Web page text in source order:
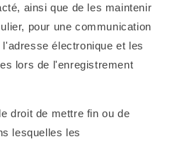
ainsi que de les maintenir
pour une communication
électronique et les
lors de l'enregistrement
droit de mettre fin ou de
lesquelles les